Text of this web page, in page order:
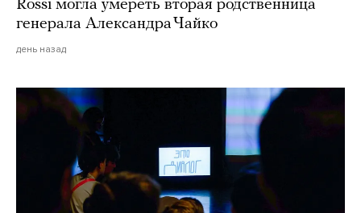
Rossi могла умереть вторая родственница
генерала Александра Чайко
день назад